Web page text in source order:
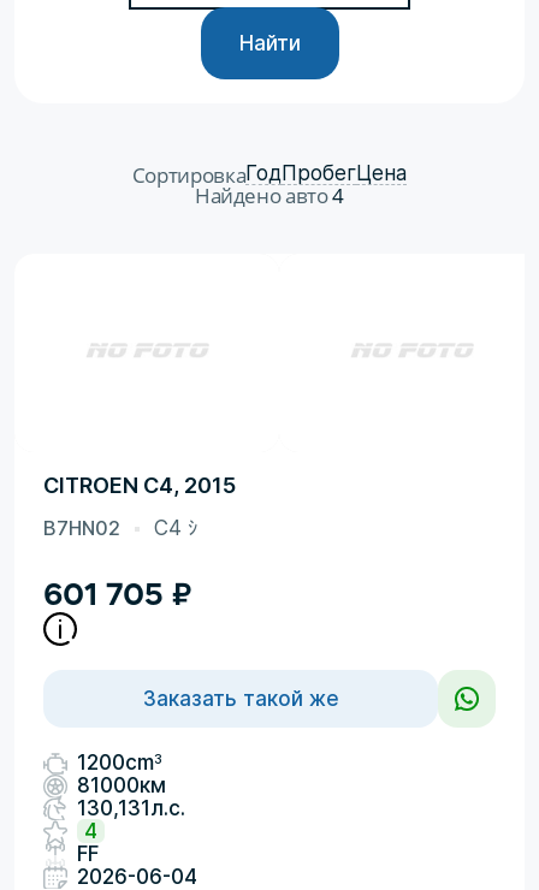
Найти
СортировкаГодПробегЦена
Найдено авто4
CITROEN C4, 2015
B7HN02 C4 ｼ
601 705 ₽
Заказать такой же
1200cm3
81000км
130,131л.с.
4
FF
2026-06-04